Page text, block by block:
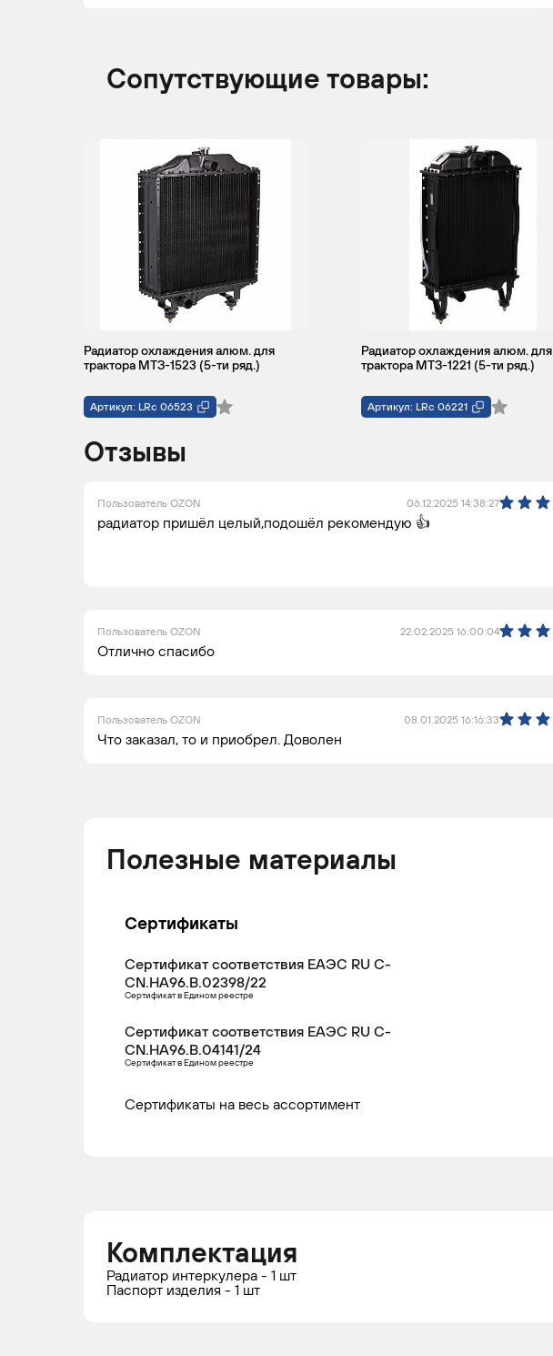
Сопутствующие товары:
Радиатор охлаждения алюм. для
трактора МТЗ-1523 (5-ти ряд.)
Артикул: LRc 06523
Радиатор охлаждения алюм. для
трактора МТЗ-1221 (5-ти ряд.)
Артикул: LRc 06221
Отзывы
Пользователь OZON 06.12.2025 14:38:27
радиатор пришёл целый,подошёл рекомендую 👍
Пользователь OZON 22.02.2025 16:00:04
Отлично спасибо
Пользователь OZON 08.01.2025 16:16:33
Что заказал, то и приобрел. Доволен
Полезные материалы
Сертификаты
Сертификат соответствия ЕАЭС RU С-
CN.НА96.В.02398/22
Сертификат в Едином реестре
Сертификат соответствия ЕАЭС RU С-
CN.НА96.В.04141/24
Сертификат в Едином реестре
Сертификаты на весь ассортимент
Комплектация
Радиатор интеркулера - 1 шт
Паспорт изделия - 1 шт